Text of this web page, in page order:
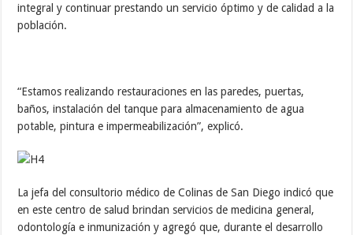
integral y continuar prestando un servicio óptimo y de calidad a la
población.
“Estamos realizando restauraciones en las paredes, puertas,
baños, instalación del tanque para almacenamiento de agua
potable, pintura e impermeabilización”, explicó.
La jefa del consultorio médico de Colinas de San Diego indicó que
en este centro de salud brindan servicios de medicina general,
odontología e inmunización y agregó que, durante el desarrollo